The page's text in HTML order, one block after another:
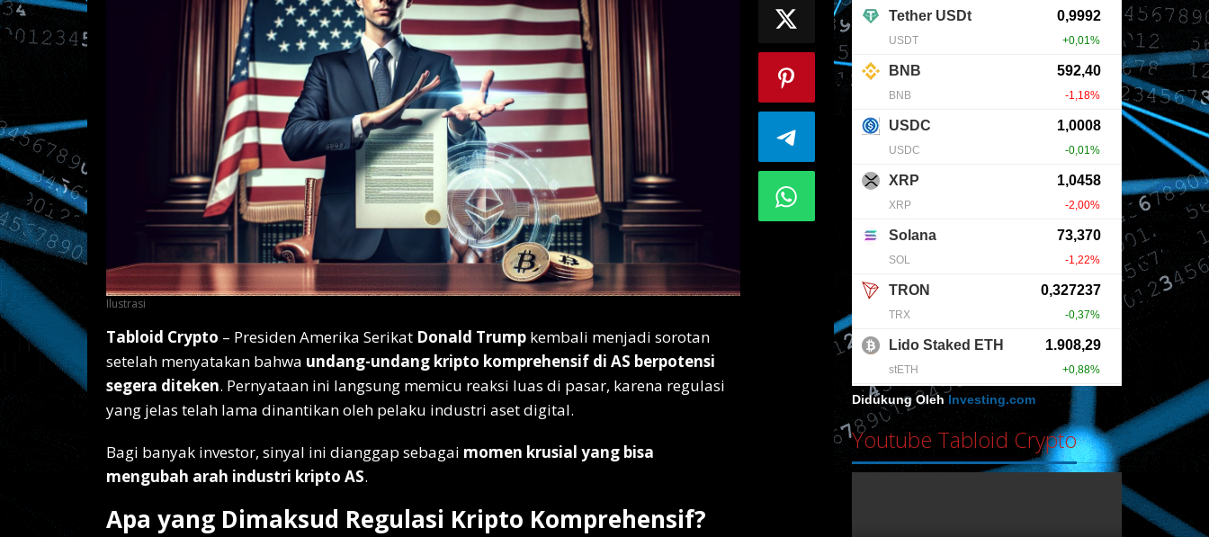
Ilustrasi
Tabloid Crypto – Presiden Amerika Serikat Donald Trump kembali menjadi sorotan
setelah menyatakan bahwa undang-undang kripto komprehensif di AS berpotensi
segera diteken. Pernyataan ini langsung memicu reaksi luas di pasar, karena regulasi
yang jelas telah lama dinantikan oleh pelaku industri aset digital.
Bagi banyak investor, sinyal ini dianggap sebagai momen krusial yang bisa
mengubah arah industri kripto AS.
Apa yang Dimaksud Regulasi Kripto Komprehensif?
Didukung Oleh Investing.com
Youtube Tabloid Crypto